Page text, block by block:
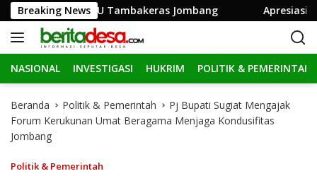
a
g
u
Breaking News
SPBU Tambakeras Jombang Apresiasi Sekolah
NASIONAL INVESTIGASI HUKRIM POLITIK & PEMERINTAH
Beranda Politik & Pemerintah
Pj Bupati Sugiat Mengajak
Forum Kerukunan Umat Beragama Menjaga Kondusifitas
Jombang
Politik & Pemerintah